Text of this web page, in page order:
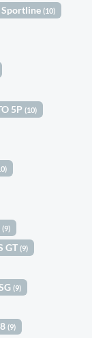
Sportline(10)
5P(10)
(9)
GT(9)
(9)
(9)